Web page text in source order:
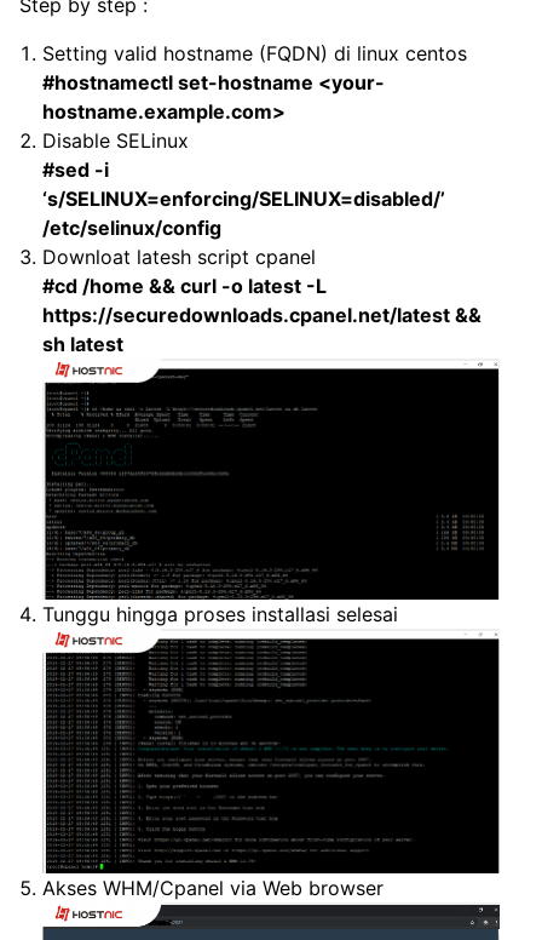
Setting valid hostname (FQDN) di linux centos
#hostnamectl set-hostname <your-
hostname.example.com>
Disable SELinux
#sed -i
‘s/SELINUX=enforcing/SELINUX=disabled/’
/etc/selinux/config
Downloat latesh script cpanel
#cd /home && curl -o latest -L
https://securedownloads.cpanel.net/latest &&
sh latest
Tunggu hingga proses installasi selesai
Akses WHM/Cpanel via Web browser